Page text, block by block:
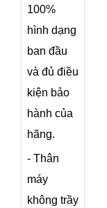
100%
hình dạng
ban đầu
và đủ điều
kiện bảo
hành của
hãng.
- Thân
máy
không trầy